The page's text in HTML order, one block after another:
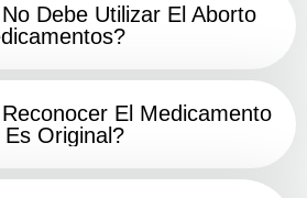
Debe Utilizar El Aborto
El Medicamento
Original?